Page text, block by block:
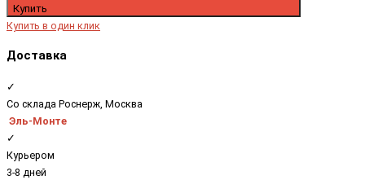
Купить
Купить в один клик
Доставка
✓
Со склада Роснерж, Москва
Эль-Монте
✓
Курьером
3-8 дней